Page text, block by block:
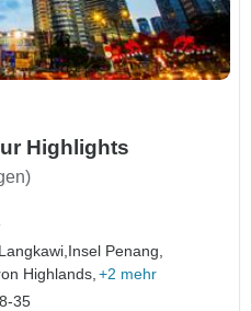
Highlights
Insel Penang,
Highlands, +2 mehr
35